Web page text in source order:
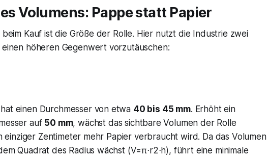
Volumens: Pappe statt Papier
Kauf ist die Größe der Rolle. Hier nutzt die Industrie zwei
höheren Gegenwert vorzutäuschen:
einen Durchmesser von etwa 40 bis 45 mm. Erhöht ein
auf 50 mm, wächst das sichtbare Volumen der Rolle
einziger Zentimeter mehr Papier verbraucht wird. Da das Volumen
Quadrat des Radius wächst (V=π⋅r2⋅h), führt eine minimale